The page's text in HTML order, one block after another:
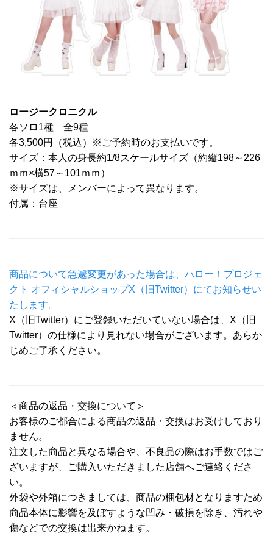
ロージークロニクル
各ソロ1種 全9種
各3,500円（税込）※ご予約時のお支払いです。
サイズ：本人の身長約1/8スケールサイズ（約縦198～226
ｍｍ×横57～101ｍｍ）
※サイズは、メンバーによって異なります。
付属：台座
商品について急遽変更があった場合は、ハロー！プロジェ
クト オフィシャルショップX（旧Twitter）にてお知らせい
たします。
X（旧Twitter）にご登録いただいていない場合は、X（旧
Twitter）の仕様により見れない場合がございます。あらか
じめご了承ください。
＜商品の返品・交換について＞
お客様のご都合による商品の返品・交換はお受けしており
ません。
注文した商品と異なる場合や、不良品の際はお手数ではご
ざいますが、ご購入いただきました店舗へご連絡くださ
い。
外袋や外箱につきましては、商品の梱包材となりますため
商品本体に影響を及ぼすような凹み・破損を除き、汚れや
傷などでの交換は出来かねます。